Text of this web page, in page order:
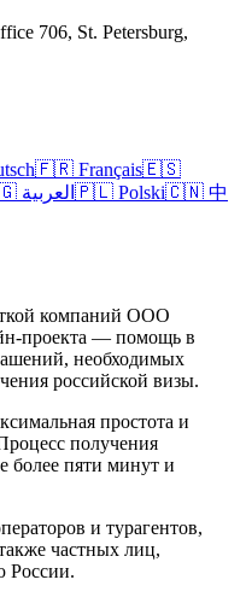
706, St. Petersburg,
🇫🇷 Français🇪🇸
العربية 🇵🇱 Polski🇨🇳 中
компаний ООО
проекта — помощь в
необходимых
российской визы.
простота и
получения
более пяти минут и
и турагентов,
частных лиц,
России.